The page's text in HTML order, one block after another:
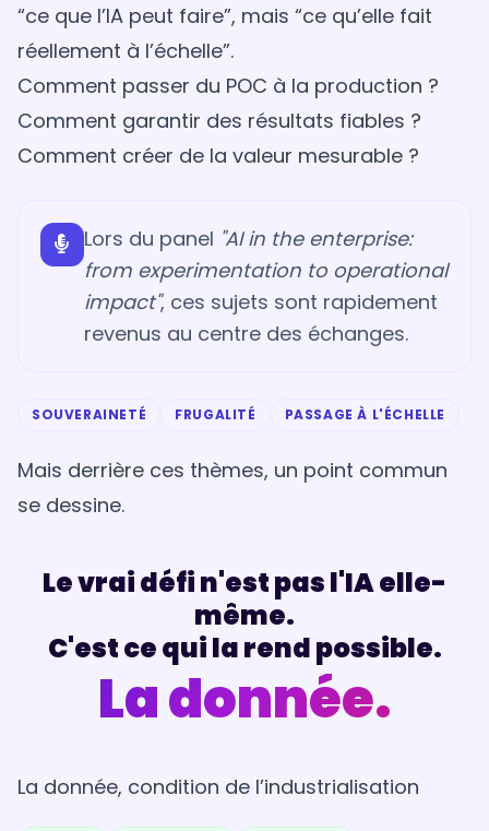
“ce que l’IA peut faire”, mais “ce qu’elle fait
réellement à l’échelle”.
Comment passer du POC à la production ?
Comment garantir des résultats fiables ?
Comment créer de la valeur mesurable ?
Lors du panel "AI in the enterprise:
from experimentation to operational
impact", ces sujets sont rapidement
revenus au centre des échanges.
SOUVERAINETÉ FRUGALITÉ PASSAGE À L'ÉCHELLE
Mais derrière ces thèmes, un point commun
se dessine.
Le vrai défi n'est pas l'IA elle-
même.
C'est ce qui la rend possible.
La donnée.
La donnée, condition de l’industrialisation